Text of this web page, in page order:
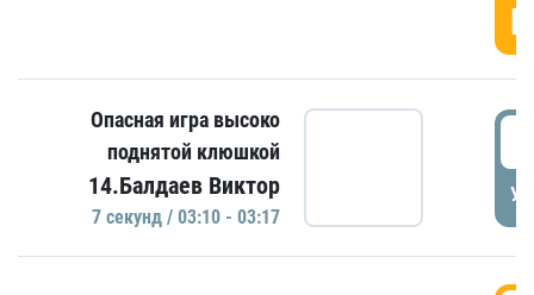
Опасная игра высоко
поднятой клюшкой
14.Балдаев Виктор
7 секунд / 03:10 - 03:17